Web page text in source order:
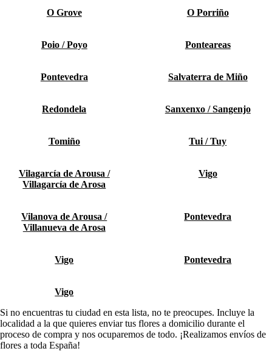
O Grove O Porriño
Poio / Poyo Ponteareas
Pontevedra Salvaterra de Miño
Redondela Sanxenxo / Sangenjo
Tomiño Tui / Tuy
Vilagarcía de Arousa /
Villagarcía de Arosa
Vigo
Vilanova de Arousa /
Villanueva de Arosa
Pontevedra
Vigo Pontevedra
Vigo
Si no encuentras tu ciudad en esta lista, no te preocupes. Incluye la
localidad a la que quieres enviar tus flores a domicilio durante el
proceso de compra y nos ocuparemos de todo. ¡Realizamos envíos de
flores a toda España!